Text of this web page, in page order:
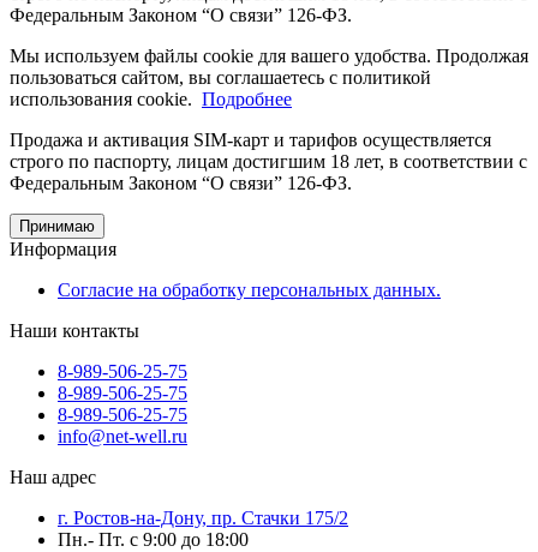
Федеральным Законом “О связи” 126-ФЗ.
Мы используем файлы cookie для вашего удобства. Продолжая
пользоваться сайтом, вы соглашаетесь с политикой
использования cookie. Подробнее
Продажа и активация SIM-карт и тарифов осуществляется
строго по паспорту, лицам достигшим 18 лет, в соответствии с
Федеральным Законом “О связи” 126-ФЗ.
Принимаю
Информация
Согласие на обработку персональных данных.
Наши контакты
8-989-506-25-75
8-989-506-25-75
8-989-506-25-75
info@net-well.ru
Наш адрес
г. Ростов-на-Дону, пр. Стачки 175/2
Пн.- Пт. с 9:00 до 18:00